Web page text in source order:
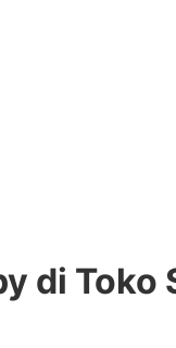
di Toko